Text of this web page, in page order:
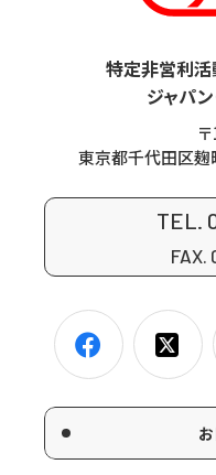
特定非営利活
ジャパン
東京都千代田区
TEL.
FAX.